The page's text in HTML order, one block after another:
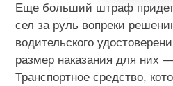
Еще больший штраф
сел за руль вопреки
водительского
размер наказания для них
Транспортное средство,